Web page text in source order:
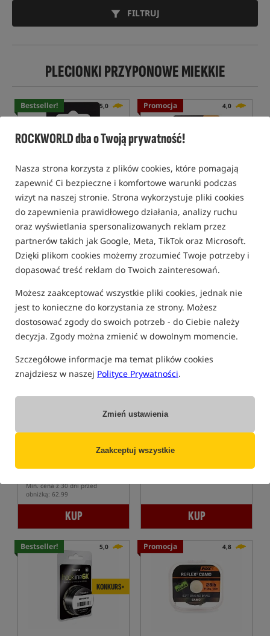
ROCKWORLD dba o Twoją prywatność!
Nasza strona korzysta z plików cookies, które pomagają
zapewnić Ci bezpieczne i komfortowe warunki podczas
wizyt na naszej stronie. Strona wykorzystuje pliki cookies
do zapewnienia prawidłowego działania, analizy ruchu
oraz wyświetlania spersonalizowanych reklam przez
partnerów takich jak Google, Meta, TikTok oraz Microsoft.
Dzięki plikom cookies możemy zrozumieć Twoje potrzeby i
dopasować treść reklam do Twoich zainteresowań.
Możesz zaakceptować wszystkie pliki cookies, jednak nie
jest to konieczne do korzystania ze strony. Możesz
dostosować zgody do swoich potrzeb - do Ciebie należy
decyzja. Zgody można zmienić w dowolnym momencie.
Szczegółowe informacje ma temat plików cookies
znajdziesz w naszej Polityce Prywatności.
Zmień ustawienia
Zaakceptuj wszystkie
FILTRUJ
PLECIONKI PRZYPONOWE MIEKKIE
Bestseller! 5,0
Korda Loop Braid 20lb
Miękka plecionka przyponowa
54,99PLN
otrzymujesz0,48 pkt
KUP
Promocja 4,0
Fox Edges Hair Braid
24,99PLN
Cena kat.:29,29/ -15%
Min. cena z 30 dni przed
obniżką: 24.99
KUP
Promocja 5,0
Min. cena z 30 dni przed
obniżką: 62.99
KUP
Bestseller! 5,0
75,99
KUP
Bestseller! 5,0
KONKURS+
Promocja 4,8